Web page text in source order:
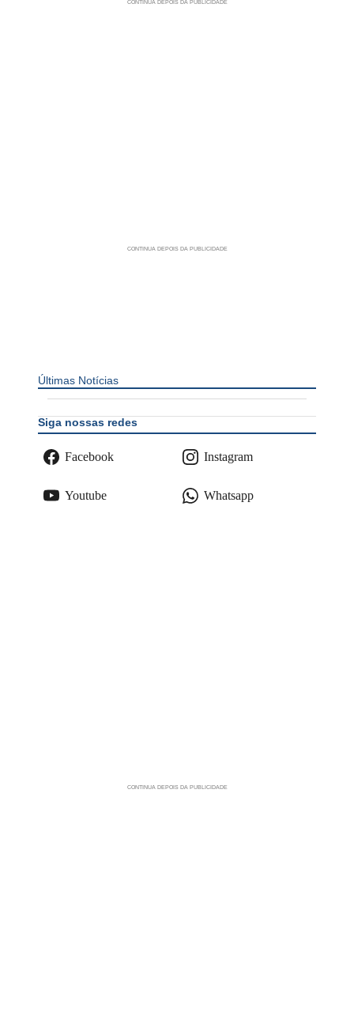
Últimas Notícias
Siga nossas redes
Facebook Instagram
Youtube Whatsapp